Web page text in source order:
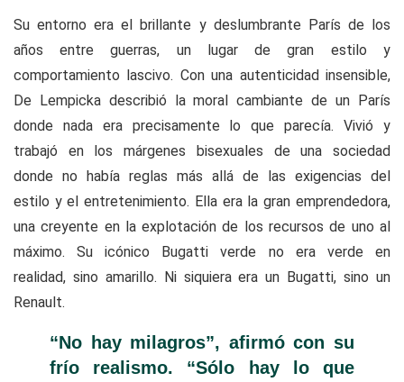
Su entorno era el brillante y deslumbrante París de los
años entre guerras, un lugar de gran estilo y
comportamiento lascivo. Con una autenticidad insensible,
De Lempicka describió la moral cambiante de un París
donde nada era precisamente lo que parecía. Vivió y
trabajó en los márgenes bisexuales de una sociedad
donde no había reglas más allá de las exigencias del
estilo y el entretenimiento. Ella era la gran emprendedora,
una creyente en la explotación de los recursos de uno al
máximo. Su icónico Bugatti verde no era verde en
realidad, sino amarillo. Ni siquiera era un Bugatti, sino un
Renault.
“No hay milagros”, afirmó con su
frío realismo. “Sólo hay lo que